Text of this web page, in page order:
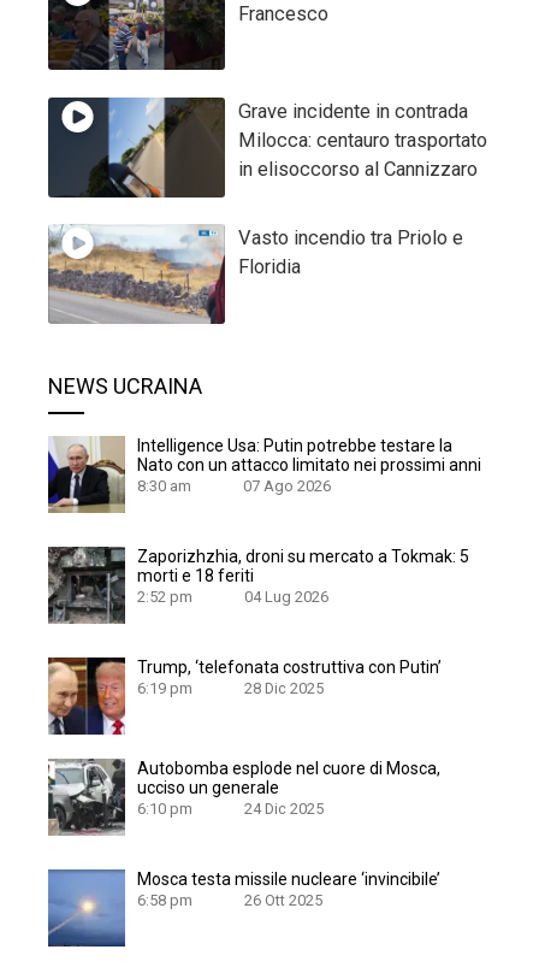
Francesco
Grave incidente in contrada
Milocca: centauro trasportato
in elisoccorso al Cannizzaro
Vasto incendio tra Priolo e
Floridia
NEWS UCRAINA
Intelligence Usa: Putin potrebbe testare la
Nato con un attacco limitato nei prossimi anni
8:30 am 07 Ago 2026
Zaporizhzhia, droni su mercato a Tokmak: 5
morti e 18 feriti
2:52 pm 04 Lug 2026
Trump, ‘telefonata costruttiva con Putin’
6:19 pm 28 Dic 2025
Autobomba esplode nel cuore di Mosca,
ucciso un generale
6:10 pm 24 Dic 2025
Mosca testa missile nucleare ‘invincibile’
6:58 pm 26 Ott 2025